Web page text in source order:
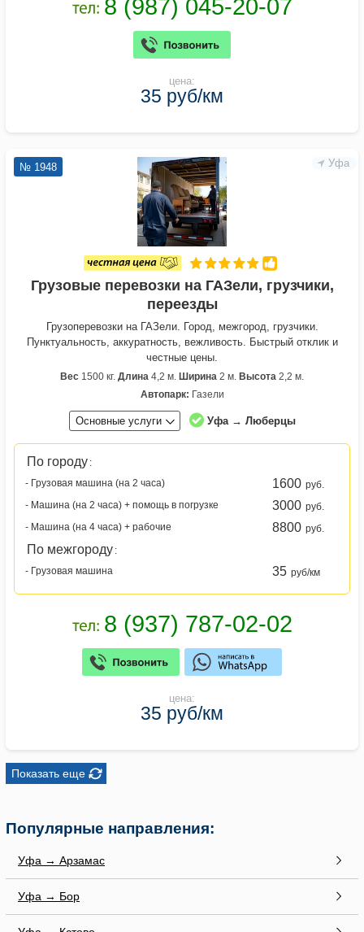
цена:
35 руб/км
Уфа
№ 1948
Грузовые перевозки на ГАЗели, грузчики,
переезды
Грузоперевозки на ГАЗели. Город, межгород, грузчики.
Пунктуальность, аккуратность, вежливость. Быстрый отклик и
честные цены.
Вес 1500 кг. Длина 4,2 м. Ширина 2 м. Высота 2,2 м.
Автопарк: Газели
Основные услуги Уфа → Люберцы
По городу :
- Грузовая машина (на 2 часа)
1600 руб.
- Машина (на 2 часа) + помощь в погрузке
3000 руб.
- Машина (на 4 часа) + рабочие
8800 руб.
По межгороду :
- Грузовая машина
35 руб/км
цена:
35 руб/км
Показать еще
Популярные направления:
Уфа → Арзамас
Уфа → Бор